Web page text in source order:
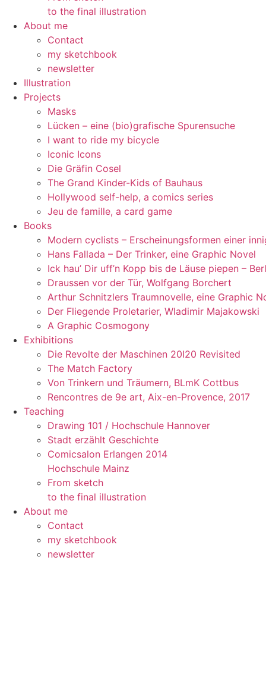
to the final illustration
About me
Contact
my sketchbook
newsletter
Illustration
Projects
Masks
Lücken – eine (bio)grafische Spurensuche
I want to ride my bicycle
Iconic Icons
Die Gräfin Cosel
The Grand Kinder-Kids of Bauhaus
Hollywood self-help, a comics series
Jeu de famille, a card game
Books
Modern cyclists – Erscheinungsformen einer
Hans Fallada – Der Trinker, eine Graphic Novel
Ick hau’ Dir uff’n Kopp bis de Läuse piepen –
Draussen vor der Tür, Wolfgang Borchert
Arthur Schnitzlers Traumnovelle, eine Graphic
Der Fliegende Proletarier, Wladimir Majakowski
A Graphic Cosmogony
Exhibitions
Die Revolte der Maschinen 20I20 Revisited
The Match Factory
Von Trinkern und Träumern, BLmK Cottbus
Rencontres de 9e art, Aix-en-Provence, 2017
Teaching
Drawing 101 / Hochschule Hannover
Stadt erzählt Geschichte
Comicsalon Erlangen 2014
Hochschule Mainz
From sketch
to the final illustration
About me
Contact
my sketchbook
newsletter